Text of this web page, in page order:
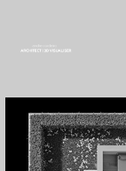
Casa na